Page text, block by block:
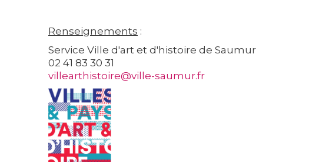
Renseignements :
Service Ville d'art et d'histoire de Saumur
02 41 83 30 31
villearthistoire@ville-saumur.fr